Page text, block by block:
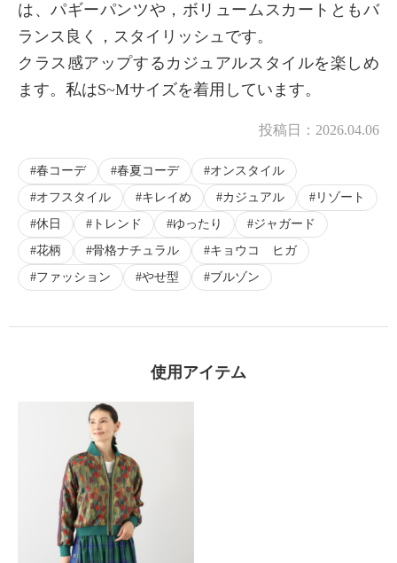
は、パギーパンツや，ボリュームスカートともバ
ランス良く，スタイリッシュです。
クラス感アップするカジュアルスタイルを楽しめ
ます。私はS~Mサイズを着用しています。
投稿日： 2026.04.06
春コーデ 春夏コーデ
オンスタイル
オフスタイル
キレイめ カジュアル
リゾート
休日
トレンド ゆったり
ジャガード
花柄
骨格ナチュラル
キョウコ ヒガ
ファッション
やせ型 ブルゾン
使用アイテム